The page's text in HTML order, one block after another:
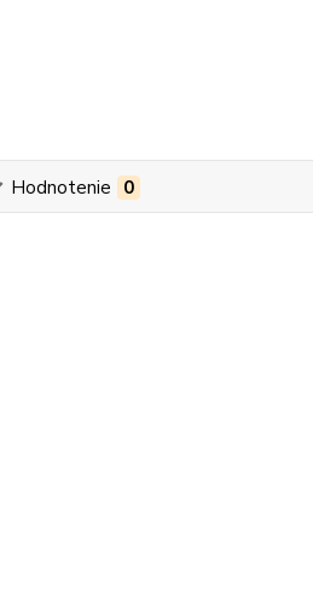
Hodnotenie 0